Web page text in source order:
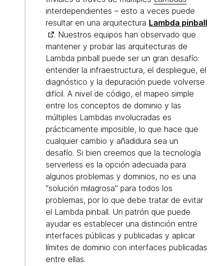
interdependientes – esto a veces puede
resultar en una arquitectura Lambda pinball
. Nuestros equipos han observado que
mantener y probar las arquitecturas de
Lambda pinball puede ser un gran desafío:
entender la infraestructura, el despliegue, el
diagnóstico y la depuración puede volverse
difícil. A nivel de código, el mapeo simple
entre los conceptos de dominio y las
múltiples Lambdas involucradas es
prácticamente imposible, lo que hace que
cualquier cambio y añadidura sea un
desafío. Si bien creemos que la tecnología
serverless es la opción adecuada para
algunos problemas y dominios, no es una
"solución milagrosa" para todos los
problemas, por lo que debe tratar de evitar
el Lambda pinball. Un patrón que puede
ayudar es establecer una distinción entre
interfaces públicas y publicadas y aplicar
límites de dominio con interfaces publicadas
entre ellas.